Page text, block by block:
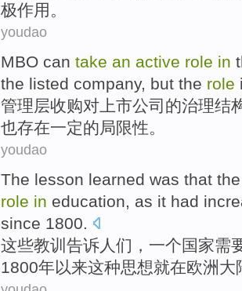
极作用 。
youdao
MBO can take an active role in
the listed company, but the role
管理层收购对 上市公司 的治理结
也存在一定的局限性。
youdao
The lesson learned was that
role in education, as it had
since 1800.
这些教训 告诉人们， 一个国家需
1800年以来这种思想就在欧洲 大